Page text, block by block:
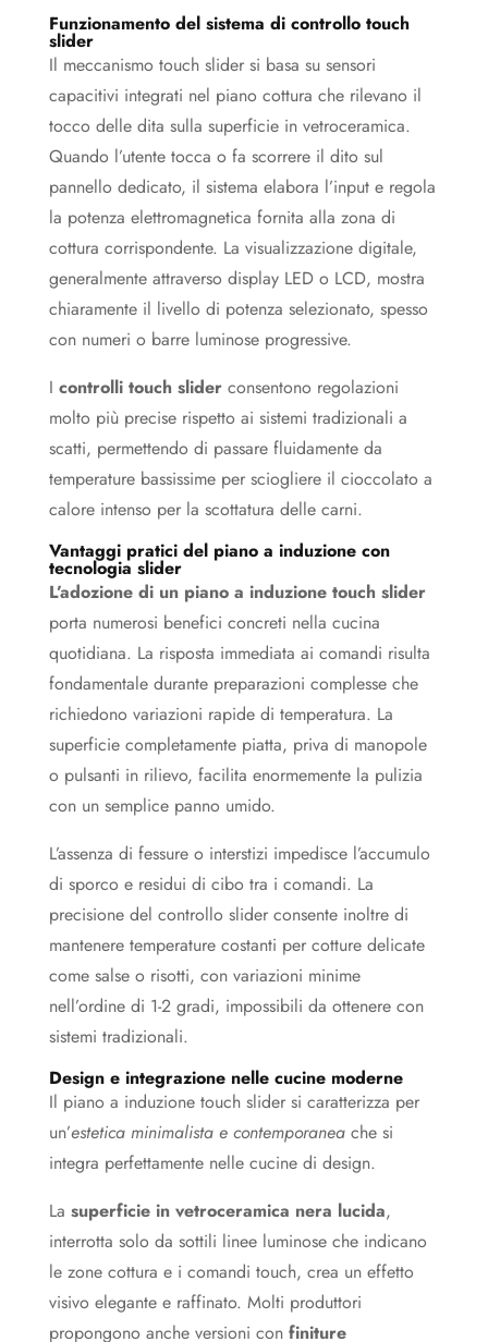
Funzionamento del sistema di controllo touch
slider
Il meccanismo touch slider si basa su sensori
capacitivi integrati nel piano cottura che rilevano il
tocco delle dita sulla superficie in vetroceramica.
Quando l’utente tocca o fa scorrere il dito sul
pannello dedicato, il sistema elabora l’input e regola
la potenza elettromagnetica fornita alla zona di
cottura corrispondente. La visualizzazione digitale,
generalmente attraverso display LED o LCD, mostra
chiaramente il livello di potenza selezionato, spesso
con numeri o barre luminose progressive.
I controlli touch sliderconsentono regolazioni
molto più precise rispetto ai sistemi tradizionali a
scatti, permettendo di passare fluidamente da
temperature bassissime per sciogliere il cioccolato a
calore intenso per la scottatura delle carni.
Vantaggi pratici del piano a induzione con
tecnologia slider
L’adozione di un piano a induzione touch slider
porta numerosi benefici concreti nella cucina
quotidiana. La risposta immediata ai comandi risulta
fondamentale durante preparazioni complesse che
richiedono variazioni rapide di temperatura. La
superficie completamente piatta, priva di manopole
o pulsanti in rilievo, facilita enormemente la pulizia
con un semplice panno umido.
L’assenza di fessure o interstizi impedisce l’accumulo
di sporco e residui di cibo tra i comandi. La
precisione del controllo slider consente inoltre di
mantenere temperature costanti per cotture delicate
come salse o risotti, con variazioni minime
nell’ordine di 1-2 gradi, impossibili da ottenere con
sistemi tradizionali.
Design e integrazione nelle cucine moderne
Il piano a induzione touch slider si caratterizza per
un’estetica minimalista e contemporaneache si
integra perfettamente nelle cucine di design.
La superficie in vetroceramica nera lucida,
interrotta solo da sottili linee luminose che indicano
le zone cottura e i comandi touch, crea un effetto
visivo elegante e raffinato. Molti produttori
propongono anche versioni con finiture